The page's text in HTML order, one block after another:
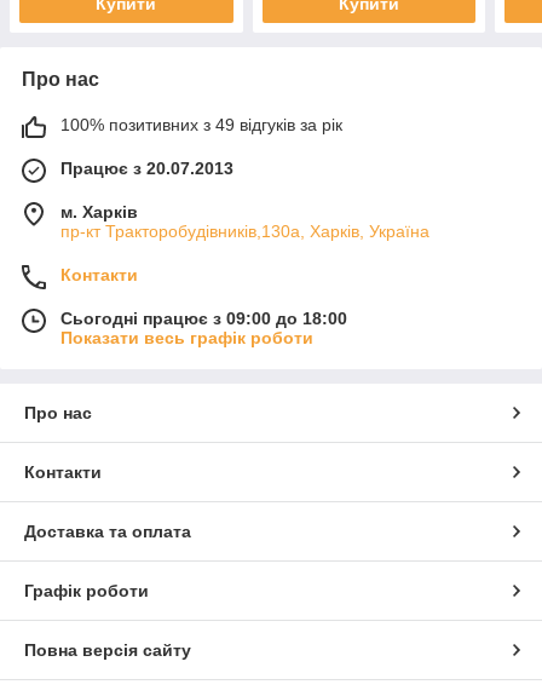
Купити Купити
Про нас
100% позитивних з 49 відгуків за рік
Працює з 20.07.2013
м. Харків
пр-кт Тракторобудівників,130а, Харків, Україна
Контакти
Сьогодні працює з 09:00 до 18:00
Показати весь графік роботи
Про нас
Контакти
Доставка та оплата
Графік роботи
Повна версія сайту